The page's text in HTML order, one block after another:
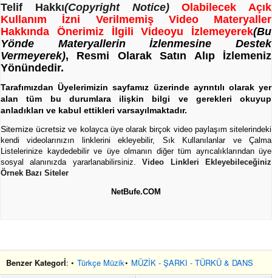
Telif Hakkı(Copyright Notice)
Olabilecek Açık
Kullanım İzni Verilmemiş Video Materyaller
Hakkında Önerimiz İlgili Videoyu İzlemeyerek(Bu
Yönde Materyallerin İzlenmesine Destek
Vermeyerek), Resmi Olarak Satın Alıp İzlemeniz
Yönündedir.
Tarafımızdan Üyelerimizin sayfamız üzerinde ayrıntılı olarak yer
alan tüm bu durumlara ilişkin bilgi ve gerekleri okuyup
anladıkları ve kabul ettikleri varsayılmaktadır.
Sitemize ücretsiz ve kolayca üye olarak birçok video paylaşım sitelerindeki
kendi videolarınızın linklerini ekleyebilir, Sık Kullanılanlar ve Çalma
Listelerinize kaydedebilir ve üye olmanın diğer tüm ayrıcalıklarından üye
sosyal alanınızda yararlanabilirsiniz.Video Linkleri Ekleyebileceğiniz
Örnek Bazı Siteler
NetBufe.COM
Benzer Kategorİ: • Türkçe Müzik• MÜZİK - ŞARKI - TÜRKÜ & DANS